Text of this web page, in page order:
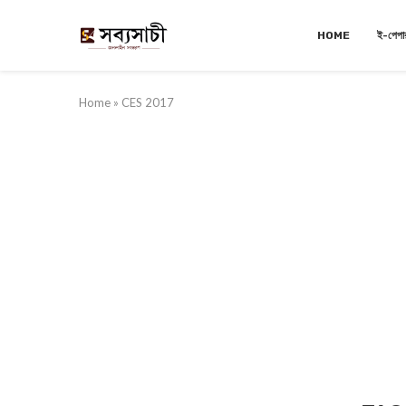
HOME ই-
Home » CES 2017